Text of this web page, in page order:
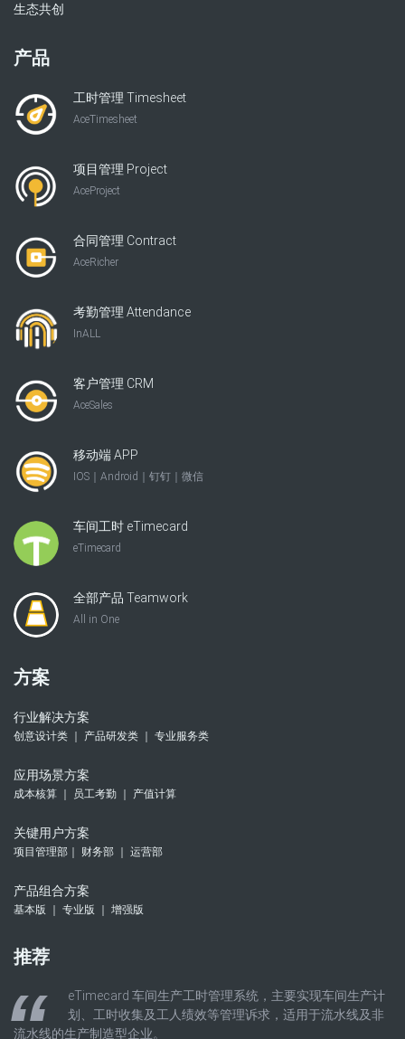
生态共创
产品
工时管理 Timesheet
AceTimesheet
项目管理 Project
AceProject
合同管理 Contract
AceRicher
考勤管理 Attendance
InALL
客户管理 CRM
AceSales
移动端 APP
IOS｜Android｜钉钉｜微信
车间工时 eTimecard
eTimecard
全部产品 Teamwork
All in One
方案
行业解决方案
创意设计类 ｜ 产品研发类 ｜ 专业服务类
应用场景方案
成本核算 ｜ 员工考勤 ｜ 产值计算
关键用户方案
项目管理部｜ 财务部 ｜ 运营部
产品组合方案
基本版 ｜ 专业版 ｜ 增强版
推荐
eTimecard 车间生产工时管理系统，主要实现车间生产计
划、工时收集及工人绩效等管理诉求，适用于流水线及非
流水线的生产制造型企业。